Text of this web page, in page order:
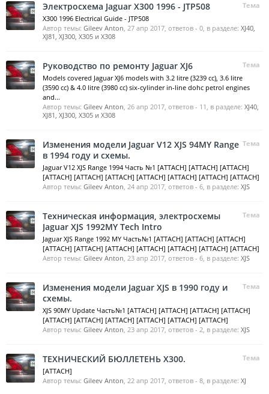
Тема
Электросхема Jaguar X300 1996 - JTP508
X300 1996 Electrical Guide - JTP508
Автор темы: Gileev Anton, 27 апр 2017, ответов - 0, в разделе: XJ40,
XJ81, XJ300, X305 и X308
Тема
Руководство по ремонту Jaguar XJ6
Models covered Jaguar XJ6 models with 3.2 litre (3239 cc), 3.6 litre
(3590 cc) & 4.0 litre (3980 cc) six-cylinder in-line dohc petrol engines
and...
Автор темы: Gileev Anton, 26 апр 2017, ответов - 11, в разделе: XJ40,
XJ81, XJ300, X305 и X308
Тема
Изменения модели Jaguar V12 XJS 94MY Range
в 1994 году и схемы.
Jaguar V12 XJS Range 1994 Часть №1 [ATTACH] [ATTACH] [ATTACH]
[ATTACH] [ATTACH] [ATTACH] [ATTACH] [ATTACH] [ATTACH] [ATTACH]
Автор темы: Gileev Anton, 24 апр 2017, ответов - 6, в разделе: XJS
Тема
Техническая информация, электросхемы
Jaguar XJS 1992MY Tech Intro
Jaguar XJS Range 1992 MY Часть№1 [ATTACH] [ATTACH] [ATTACH]
[ATTACH] [ATTACH] [ATTACH] [ATTACH] [ATTACH] [ATTACH] [ATTACH]
Автор темы: Gileev Anton, 23 апр 2017, ответов - 6, в разделе: XJS
Тема
Изменения модели Jaguar XJS в 1990 году и
схемы.
XJS 90MY Update Часть№1 [ATTACH] [ATTACH] [ATTACH] [ATTACH]
[ATTACH] [ATTACH] [ATTACH] [ATTACH] [ATTACH] [ATTACH]
Автор темы: Gileev Anton, 23 апр 2017, ответов - 2, в разделе: XJS
Тема
ТЕХНИЧЕСКИЙ БЮЛЛЕТЕНЬ X300.
[ATTACH]
Автор темы: Gileev Anton, 22 апр 2017, ответов - 8, в разделе: XJ